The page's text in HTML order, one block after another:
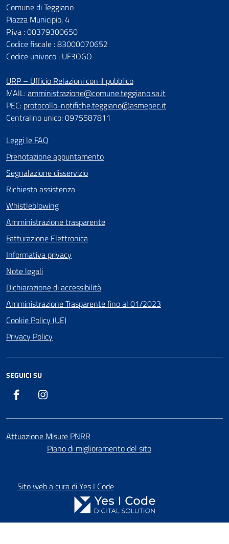
Comune di Teggiano
Piazza Municipio, 4
P.iva : 00379300650
Codice fiscale : 83000070652
Codice univoco : UF3OGO
URP – Ufficio Relazioni con il pubblico
MAIL:amministrazione@comune.teggiano.sa.it
PEC: protocollo-notifiche.teggiano@asmepec.it
Centralino unico: 0975587811
Leggi le FAQ
Prenotazione appuntamento
Segnalazione disservizio
Richiesta assistenza
Whistleblowing
Amministrazione trasparente
Fatturazione Elettronica
Informativa privacy
Note legali
Dichiarazione di accessibilità
Amministrazione Trasparente fino al 01/2023
Cookie Policy (UE)
Privacy Policy
SEGUICI SU
Facebook
Attuazione Misure PNRR
Piano di miglioramento del sito
Sito web a cura di Yes I Code